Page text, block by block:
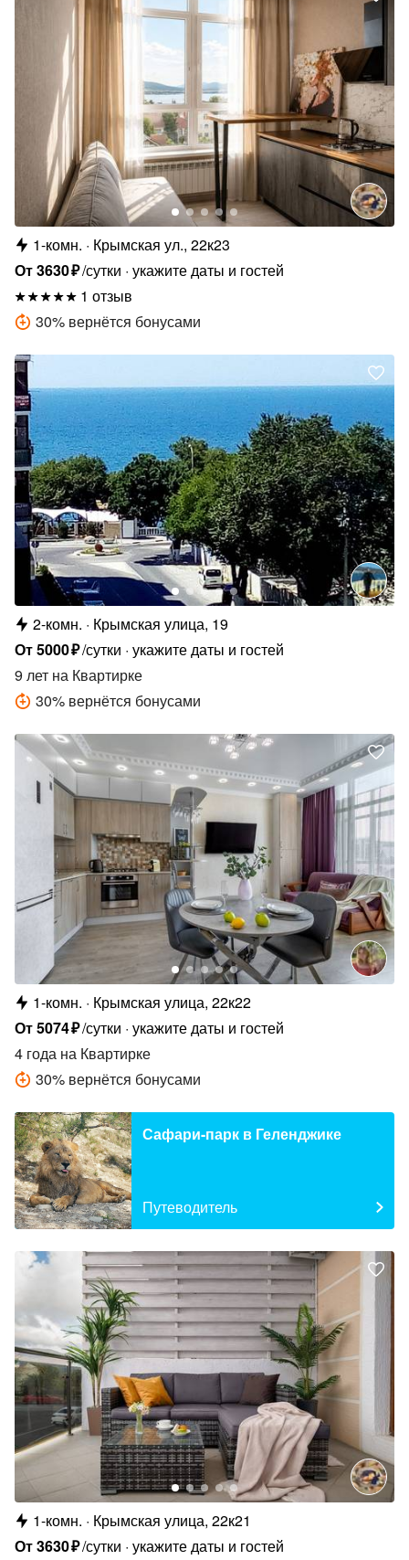
1-комн.
Крымская ул., 22к23
От3630₽/сутки укажите даты и гостей
1 отзыв
30% вернётся бонусами
2-комн.
Крымская улица, 19
От5000₽/сутки укажите даты и гостей
9 лет на Квартирке
30% вернётся бонусами
1-комн.
Крымская улица, 22к22
От5074₽/сутки укажите даты и гостей
4 года на Квартирке
30% вернётся бонусами
Сафари-парк в Геленджике
Путеводитель
1-комн.
Крымская улица, 22к21
От3630₽/сутки укажите даты и гостей